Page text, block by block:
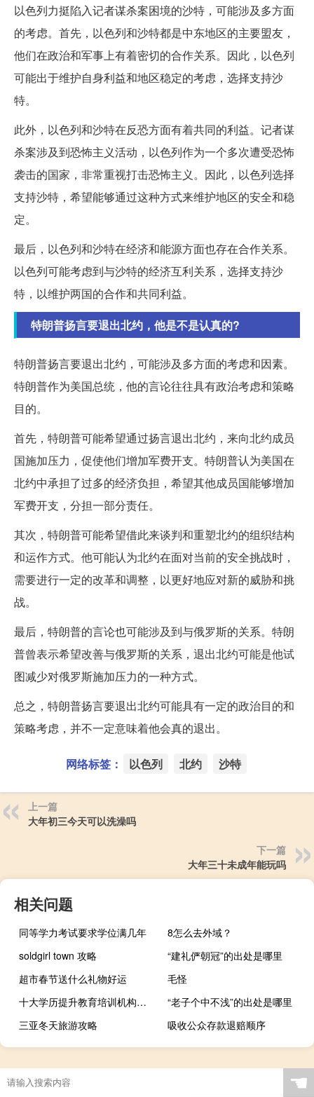
以色列力挺陷入记者谋杀案困境的沙特，可能涉及多方面
的考虑。首先，以色列和沙特都是中东地区的主要盟友，
他们在政治和军事上有着密切的合作关系。因此，以色列
可能出于维护自身利益和地区稳定的考虑，选择支持沙
特。
此外，以色列和沙特在反恐方面有着共同的利益。记者谋
杀案涉及到恐怖主义活动，以色列作为一个多次遭受恐怖
袭击的国家，非常重视打击恐怖主义。因此，以色列选择
支持沙特，希望能够通过这种方式来维护地区的安全和稳
定。
最后，以色列和沙特在经济和能源方面也存在合作关系。
以色列可能考虑到与沙特的经济互利关系，选择支持沙
特，以维护两国的合作和共同利益。
特朗普扬言要退出北约，他是不是认真的?
特朗普扬言要退出北约，可能涉及多方面的考虑和因素。
特朗普作为美国总统，他的言论往往具有政治考虑和策略
目的。
首先，特朗普可能希望通过扬言退出北约，来向北约成员
国施加压力，促使他们增加军费开支。特朗普认为美国在
北约中承担了过多的经济负担，希望其他成员国能够增加
军费开支，分担一部分责任。
其次，特朗普可能希望借此来谈判和重塑北约的组织结构
和运作方式。他可能认为北约在面对当前的安全挑战时，
需要进行一定的改革和调整，以更好地应对新的威胁和挑
战。
最后，特朗普的言论也可能涉及到与俄罗斯的关系。特朗
普曾表示希望改善与俄罗斯的关系，退出北约可能是他试
图减少对俄罗斯施加压力的一种方式。
总之，特朗普扬言要退出北约可能具有一定的政治目的和
策略考虑，并不一定意味着他会真的退出。
网络标签： 以色列 北约 沙特
上一篇
大年初三今天可以洗澡吗
下一篇
大年三十未成年能玩吗
相关问题
同等学力考试要求学位满几年
8怎么去外域？
soldgirl town 攻略
“建礼俨朝冠”的出处是哪里
超市春节送什么礼物好运
毛怪
十大学历提升教育培训机构排行榜前十名
“老子个中不浅”的出处是哪里
三亚冬天旅游攻略
吸收公众存款退赔顺序
☚